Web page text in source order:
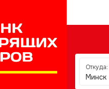
Откуда:
Минск